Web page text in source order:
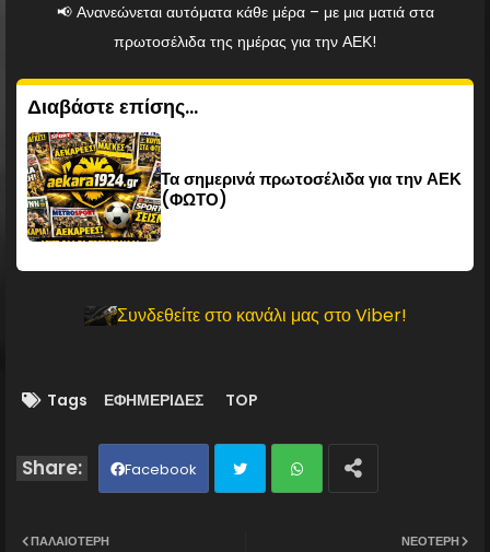
📢 Ανανεώνεται αυτόματα κάθε μέρα – με μια ματιά στα
πρωτοσέλιδα της ημέρας για την ΑΕΚ!
Διαβάστε επίσης...
Τα σημερινά πρωτοσέλιδα για την ΑΕΚ
(ΦΩΤΟ)
Συνδεθείτε στο κανάλι μας στο Viber!
Tags ΕΦΗΜΕΡΙΔΕΣ TOP
Facebook
ΝΕΌΤΕΡΗ
ΠΑΛΑΙΌΤΕΡΗ